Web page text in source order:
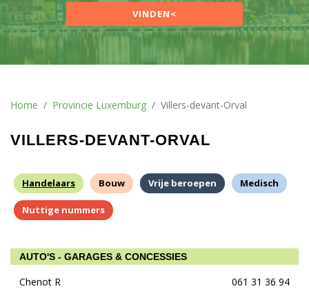
VINDEN<
Home Provincie Luxemburg Villers-devant-Orval
VILLERS-DEVANT-ORVAL
Handelaars Bouw Vrije beroepen Medisch
Nuttige nummers
AUTO'S - GARAGES & CONCESSIES
Chenot R 061 31 36 94